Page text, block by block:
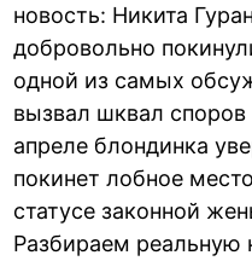
новость: Никита
добровольно
одной из самых
вызвал шквал
апреле блондинка
покинет лобное
статусе законной
Разбираем реальную